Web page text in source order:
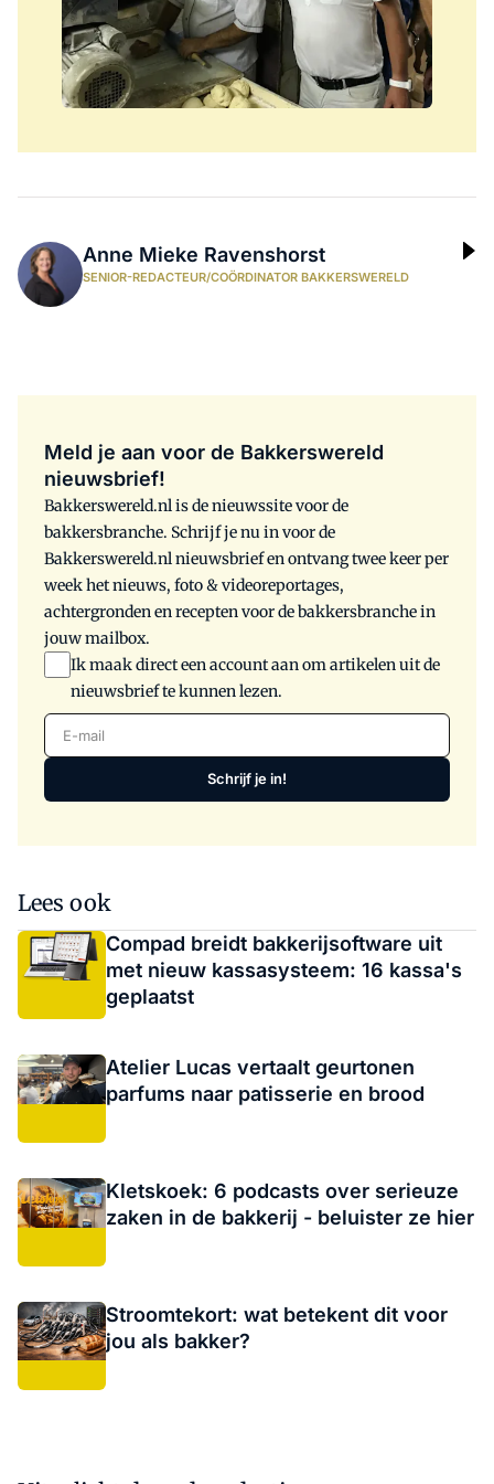
Anne Mieke Ravenshorst
SENIOR-REDACTEUR/COÖRDINATOR BAKKERSWERELD
Meld je aan voor de Bakkerswereld
nieuwsbrief!
Bakkerswereld.nl is de nieuwssite voor de
bakkersbranche. Schrijf je nu in voor de
Bakkerswereld.nl nieuwsbrief en ontvang twee keer per
week het nieuws, foto & videoreportages,
achtergronden en recepten voor de bakkersbranche in
jouw mailbox.
Ik maak direct een account aan om artikelen uit de
nieuwsbrief te kunnen lezen.
E-mail
Schrijf je in!
Lees ook
Compad breidt bakkerijsoftware uit
met nieuw kassasysteem: 16 kassa's
geplaatst
Atelier Lucas vertaalt geurtonen
parfums naar patisserie en brood
Kletskoek: 6 podcasts over serieuze
zaken in de bakkerij - beluister ze hier
Stroomtekort: wat betekent dit voor
jou als bakker?